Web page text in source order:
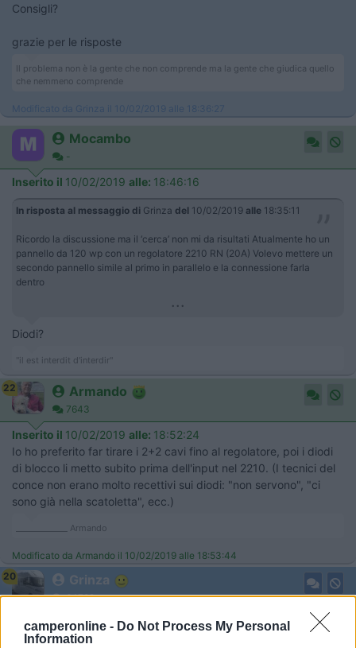
camperonline - Do Not Process My Personal
Information
Consigli?
grazie per le risposte
Il problema non è la gente che non comprende ma la gente che giudica quello
che nemmeno comprende
Modificato da Grinza il 10/02/2019 alle 18:36:27
Mocambo
-
Inserito il 10/02/2019 alle: 18:46:16
In risposta al messaggio di Grinza del 10/02/2019 alle 18:35:11
Ricordo la discussione ma il ‘cerca’ non mi da risultati Atualmente ho un
pannello da 120 wp con un regolatore 2210 RN (20A) Volevo mettere un
secondo pannello simile al primo in parallelo e la connessione farla
dentro
...
Diodi?
"il est interdit d'interdir"
22 Armando
7643
Inserito il 10/02/2019 alle: 18:52:24
Io ho preferito far tirare i 2+2 cavi fino al regolatore, poi i diodi
di blocco li metto subito prima dell'input nel 2210. (I tecnici del
conce non erano molto recettivi sui diodi: "non servono", "ci
sono già nella scatoletta", ecc.)
_____________ Armando
Modificato da Armando il 10/02/2019 alle 18:53:44
20
Grinza
64789
Inserito il10/02/2019 alle:19:16:01
grazie ho trovato la discussione (e non credo di mettere diodi)